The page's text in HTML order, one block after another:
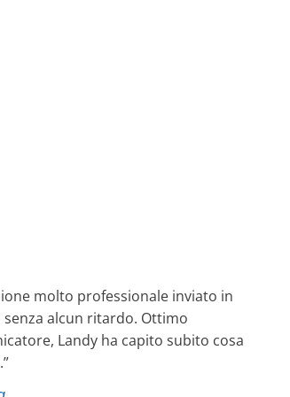
molto professionale inviato in
alcun ritardo. Ottimo
Landy ha capito subito cosa